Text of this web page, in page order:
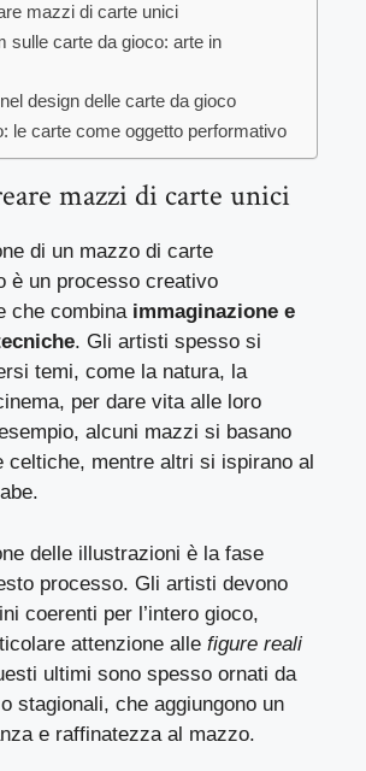
mazzi di carte unici
sulle carte da gioco: arte in
design delle carte da gioco
le carte come oggetto performativo
mazzi di carte unici
di un mazzo di carte
è un processo creativo
che combina immaginazione e
. Gli artisti spesso si
temi, come la natura, la
per dare vita alle loro
alcuni mazzi si basano
celtiche, mentre altri si ispirano al
delle illustrazioni è la fase
processo. Gli artisti devono
coerenti per l’intero gioco,
attenzione alle figure reali
ultimi sono spesso ornati da
stagionali, che aggiungono un
e raffinatezza al mazzo.